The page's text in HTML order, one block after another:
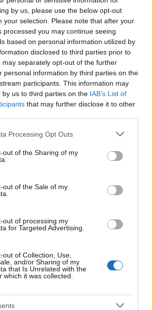
by us, please use the below opt-out
your selection. Please note that after your
processed you may continue seeing
based on personal information utilized by
disclosed to third parties prior to
may separately opt-out of the further
personal information by third parties on the
participants. This information may
by us to third parties on the IAB’s List of
that may further disclose it to other
website/app uses one or more Google
visit or usage behaviour. You may click to
to Google and its third-party tags to
below specified purposes in below Google
Processing Opt Outs
out of the Sharing of my
out of the Sale of my
out of processing my
for Targeted Advertising.
out of Collection, Use,
and/or Sharing of my
that Is Unrelated with the
which it was collected.
Su WhatsApp al numero +39
345 356 7512
le nostre ultime news
Google News
Pi
te
st
W
at
A
p
S
a
nella notte a Olbia, a fuoco due furgoni